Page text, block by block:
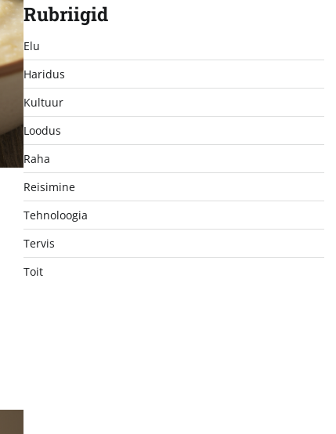
Rubriigid
Elu
Haridus
Kultuur
Loodus
Raha
Reisimine
Tehnoloogia
Tervis
Toit